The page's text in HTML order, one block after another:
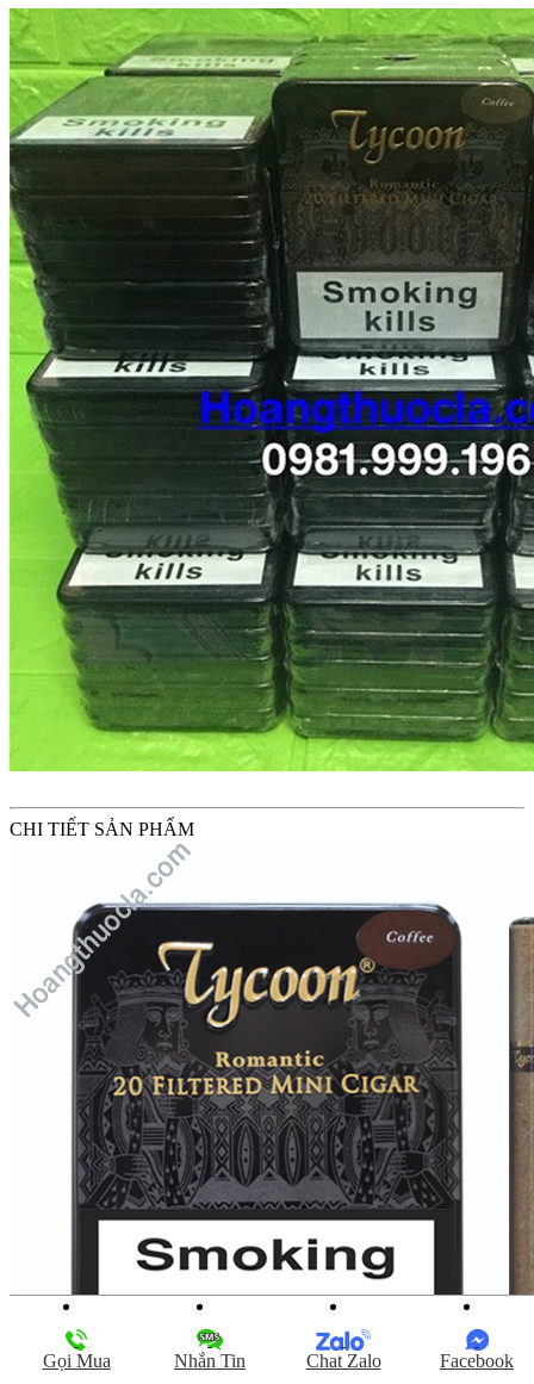
CHI TIẾT SẢN PHẨM
Gọi Mua Nhắn Tin Chat Zalo Facebook